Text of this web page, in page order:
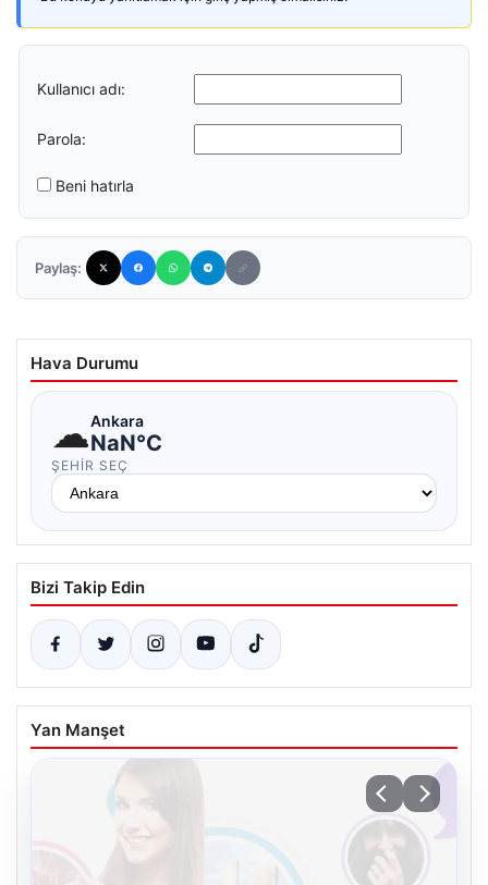
Kullanıcı adı:
Parola:
Beni hatırla
Paylaş:
Hava Durumu
☁Ankara
NaN°C
ŞEHIR SEÇ
Bizi Takip Edin
Yan Manşet